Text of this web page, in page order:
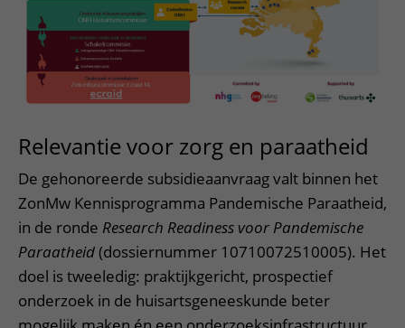
Relevantie voor zorg en paraatheid
De gehonoreerde subsidieaanvraag valt binnen het
ZonMw Kennisprogramma Pandemische Paraatheid,
in de ronde Research Readiness voor Pandemische
Paraatheid(dossiernummer 10710072510005). Het
doel is tweeledig: praktijkgericht, prospectief
onderzoek in de huisartsgeneeskunde beter